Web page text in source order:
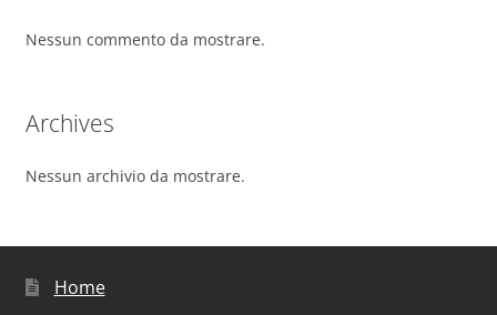
Nessun commento da mostrare.
Archives
Nessun archivio da mostrare.
Home